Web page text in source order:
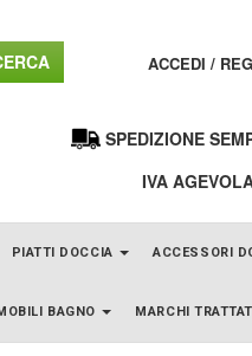
ACCEDI /
SPEDIZIONE
IVA
PIATTI DOCCIA ACCESSORI
BAGNO MARCHI